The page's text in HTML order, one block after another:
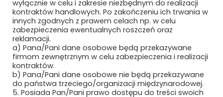
Newsletter
Subskrybuj, aby być na bieżąco
wyłącznie w celu i zakresie niezbędnym do realizacji
kontraktów handlowych. Po zakończeniu ich trwania w
innych zgodnych z prawem celach np. w celu
zabezpieczenia ewentualnych roszczeń oraz
reklamacji.
a) Pana/Pani dane osobowe będą przekazywane
firmom zewnętrznym w celu zabezpieczenia i realizacji
kontraktów.
b) Pana/Pani dane osobowe nie będą przekazywane
do państwa trzeciego/organizacji międzynarodowej.
5. Posiada Pan/Pani prawo dostępu do treści swoich